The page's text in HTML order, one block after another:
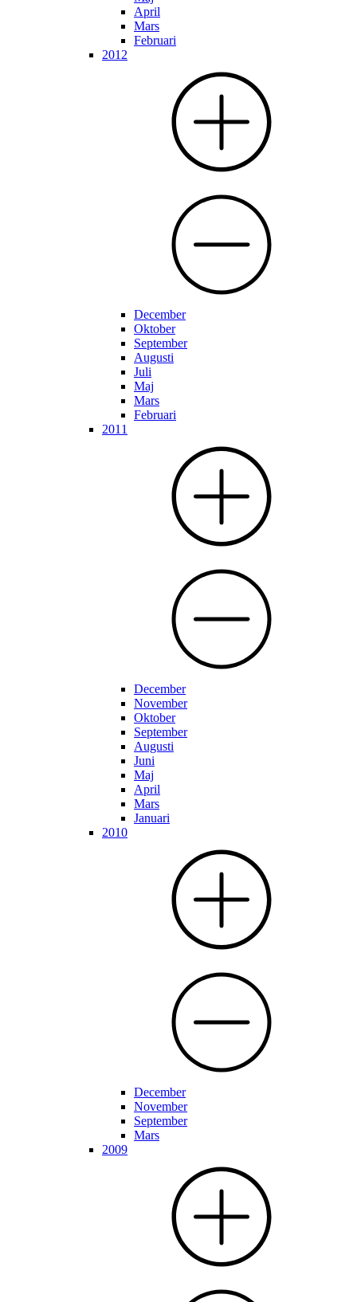
April
Mars
Februari
2012
December
Oktober
September
Augusti
Juli
Maj
Mars
Februari
2011
December
November
Oktober
September
Augusti
Juni
Maj
April
Mars
Januari
2010
December
November
September
Mars
2009